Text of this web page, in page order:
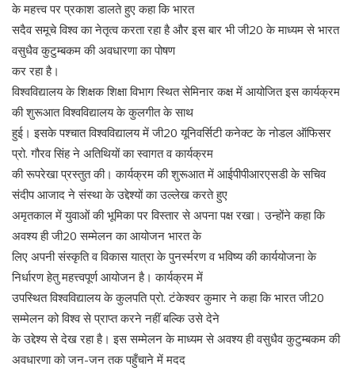
के महत्त्व पर प्रकाश डालते हुए कहा कि भारत
सदैव समूचे विश्व का नेतृत्व करता रहा है और इस बार भी जी20 के माध्यम से भारत
वसुधैव कुटुम्बकम की अवधारणा का पोषण
कर रहा है।
विश्वविद्यालय के शिक्षक शिक्षा विभाग स्थित सेमिनार कक्ष में आयोजित इस कार्यक्रम
की शुरूआत विश्वविद्यालय के कुलगीत के साथ
हुई। इसके पश्चात विश्वविद्यालय में जी20 यूनिवर्सिटी कनेक्ट के नोडल ऑफिसर
प्रो. गौरव सिंह ने अतिथियों का स्वागत व कार्यक्रम
की रूपरेखा प्रस्तुत की। कार्यक्रम की शुरूआत में आईपीपीआरएसडी के सचिव
संदीप आजाद ने संस्था के उद्देश्यों का उल्लेख करते हुए
अमृतकाल में युवाओं की भूमिका पर विस्तार से अपना पक्ष रखा। उन्होंने कहा कि
अवश्य ही जी20 सम्मेलन का आयोजन भारत के
लिए अपनी संस्कृति व विकास यात्रा के पुनर्स्मरण व भविष्य की कार्ययोजना के
निर्धारण हेतु महत्त्वपूर्ण आयोजन है। कार्यक्रम में
उपस्थित विश्वविद्यालय के कुलपति प्रो. टंकेश्वर कुमार ने कहा कि भारत जी20
सम्मेलन को विश्व से प्राप्त करने नहीं बल्कि उसे देने
के उद्देश्य से देख रहा है। इस सम्मेलन के माध्यम से अवश्य ही वसुधैव कुटुम्बकम की
अवधारणा को जन-जन तक पहुँचाने में मदद